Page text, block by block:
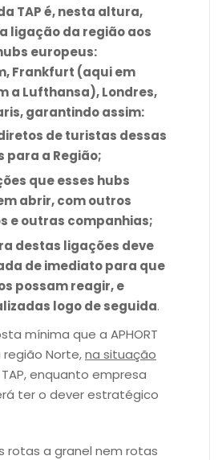
TAP é, nesta altura,
ligação da região aos
europeus:
Frankfurt (aqui em
a Lufthansa), Londres,
garantindo assim:
de turistas dessas
para a Região;
que esses hubs
abrir, com outros
e outras companhias;
destas ligações deve
de imediato para que
possam reagir, e
logo de seguida.
mínima que a APHORT
Norte,na situação
enquanto empresa
ter o dever estratégico
rotas a granel nem rotas